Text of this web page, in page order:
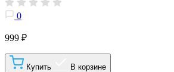
0
999 ₽
Купить В корзине